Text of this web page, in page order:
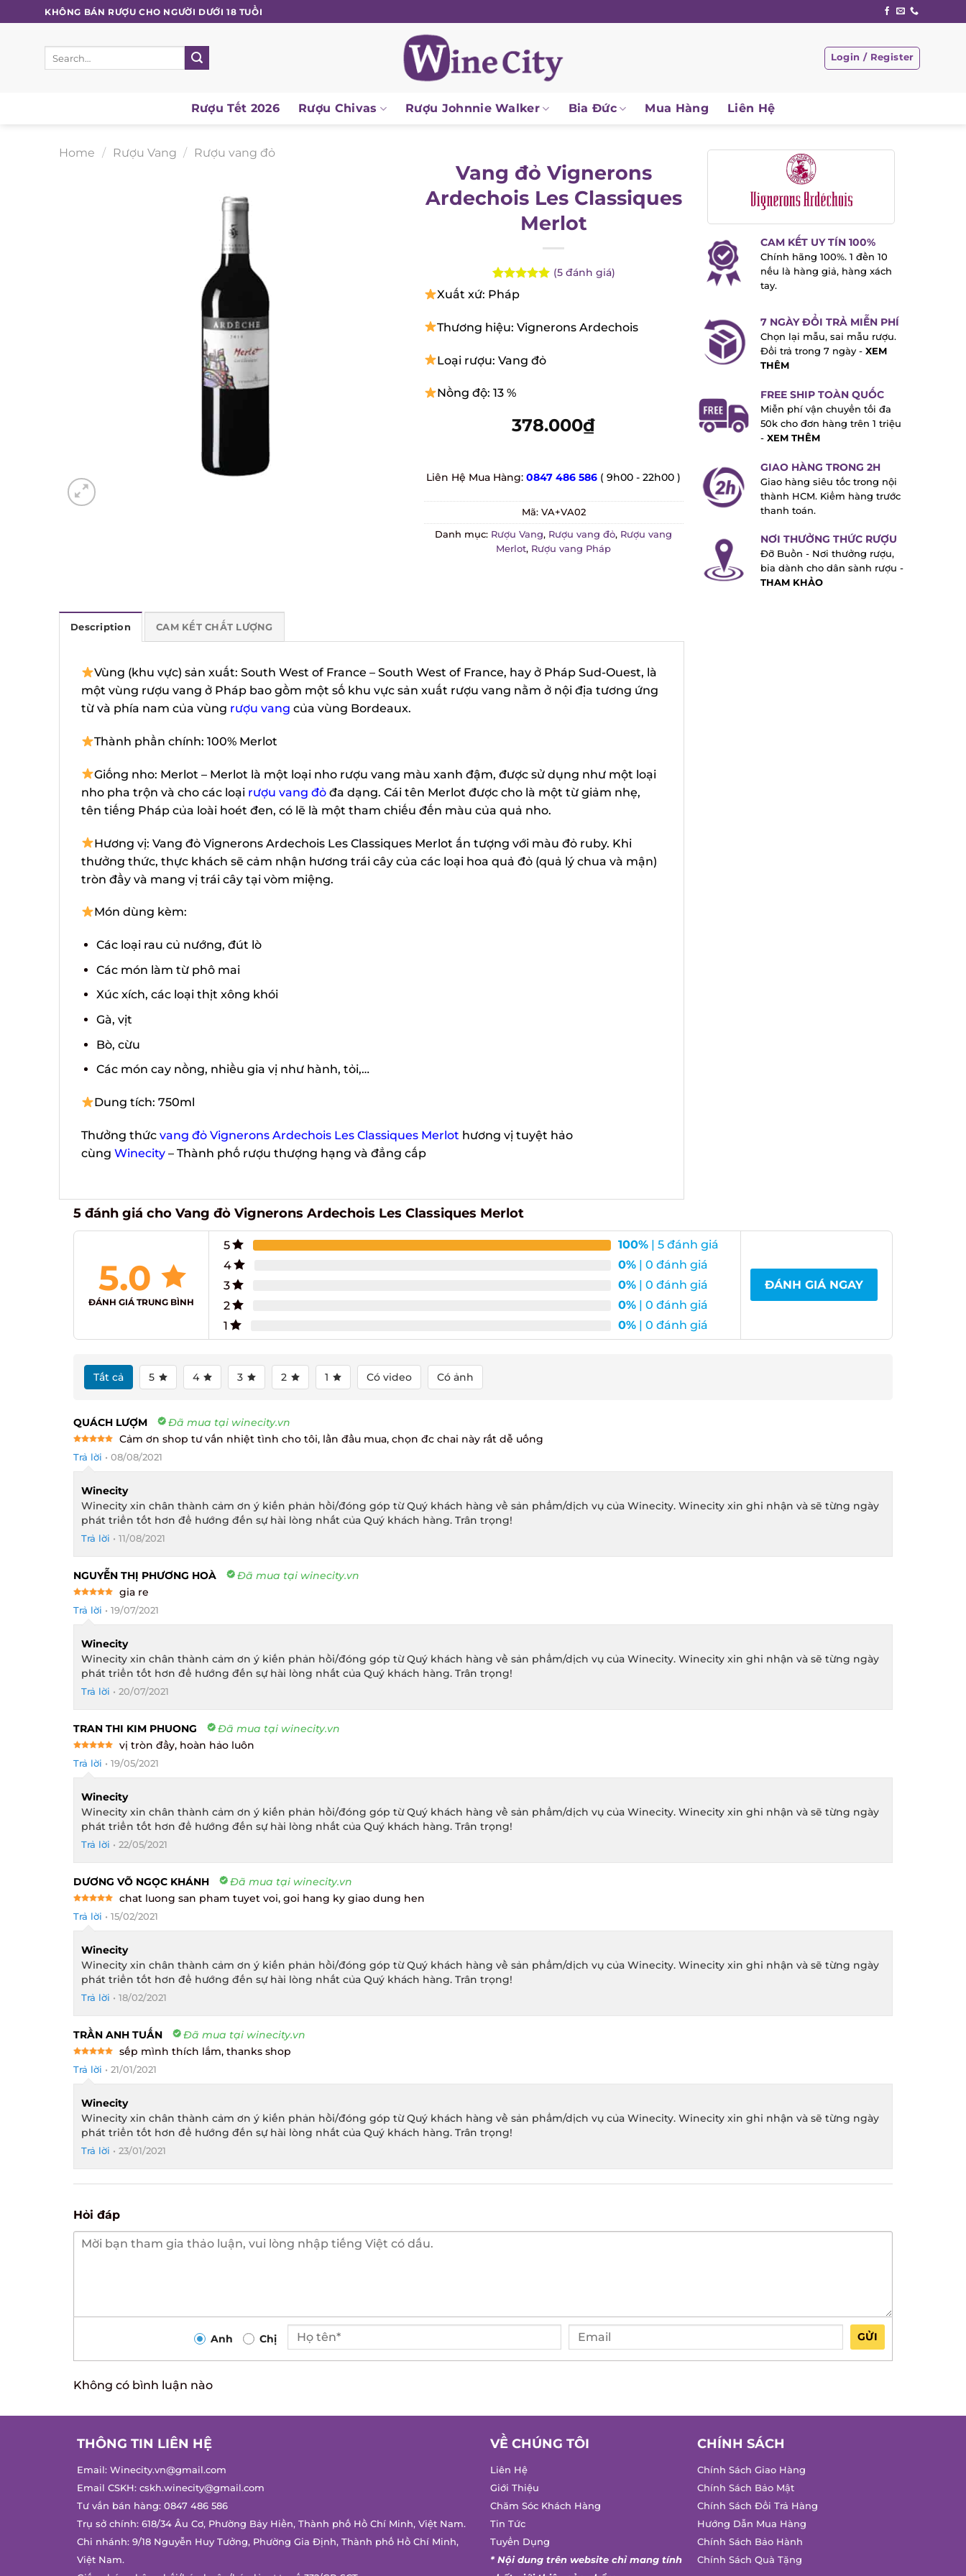
to
content
KHÔNG BÁN RƯỢU CHO NGƯỜI DƯỚI 18 TUỔI
Login / Register
Rượu Tết 2026 Rượu Chivas Rượu Johnnie Walker Bia Đức Mua Hàng Liên Hệ
Home Rượu Vang Rượu vang đỏ
Vang đỏ Vignerons
Ardechois Les Classiques
Merlot
Rated
out of 5
5
customer
ratings
( 5đánh giá)
Xuất xứ: Pháp
Thương hiệu: Vignerons Ardechois
Loại rượu: Vang đỏ
Nồng độ: 13 %
378.000₫
Liên Hệ Mua Hàng:0847 486 586 ( 9h00 - 22h00 )
Mã:VA+VA02
Danh mục:Rượu Vang,Rượu vang đỏ,Rượu vang
Merlot,Rượu vang Pháp
CAM KẾT UY TÍN 100%
Chính hãng 100%. 1 đền 10
nếu là hàng giả, hàng xách
tay.
7 NGÀY ĐỔI TRẢ MIỄN PHÍ
Chọn lại mẫu, sai mẫu rượu.
Đổi trả trong 7 ngày -XEM
THÊM
FREE SHIP TOÀN QUỐC
Miễn phí vận chuyển tối đa
50k cho đơn hàng trên 1 triệu
XEM THÊM
GIAO HÀNG TRONG 2H
Giao hàng siêu tốc trong nội
thành HCM. Kiểm hàng trước
thanh toán.
NƠI THƯỞNG THỨC RƯỢU
Đỡ Buồn - Nơi thưởng rượu,
bia dành cho dân sành rượu -
THAM KHẢO
Description CAM KẾT CHẤT LƯỢNG
Vùng (khu vực) sản xuất: South West of France – South West of France, hay ở Pháp Sud-Ouest, là
một vùng rượu vang ở Pháp bao gồm một số khu vực sản xuất rượu vang nằm ở nội địa tương ứng
từ và phía nam của vùngrượu vangcủa vùng Bordeaux.
Thành phần chính: 100% Merlot
Giống nho: Merlot – Merlot là một loại nho rượu vang màu xanh đậm, được sử dụng như một loại
nho pha trộn và cho các loạirượu vang đỏđa dạng. Cái tên Merlot được cho là một từ giảm nhẹ,
tên tiếng Pháp của loài hoét đen, có lẽ là một tham chiếu đến màu của quả nho.
Hương vị: Vang đỏ Vignerons Ardechois Les Classiques Merlot ấn tượng với màu đỏ ruby. Khi
thưởng thức, thực khách sẽ cảm nhận hương trái cây của các loại hoa quả đỏ (quả lý chua và mận)
tròn đầy và mang vị trái cây tại vòm miệng.
Món dùng kèm:
Các loại rau củ nướng, đút lò
Các món làm từ phô mai
Xúc xích, các loại thịt xông khói
Gà, vịt
Bò, cừu
Các món cay nồng, nhiều gia vị như hành, tỏi,…
Dung tích: 750ml
Thưởng thứcvang đỏ Vignerons Ardechois Les Classiques Merlothương vị tuyệt hảo
cùngWinecity– Thành phố rượu thượng hạng và đẳng cấp
5 đánh giá choVang đỏ Vignerons Ardechois Les Classiques Merlot
5.0
ĐÁNH GIÁ TRUNG BÌNH
5 100%| 5 đánh giá
4
0%| 0 đánh giá
3
0%| 0 đánh giá
2
0%| 0 đánh giá
0%| 0 đánh giá
ĐÁNH GIÁ NGAY
Tất cả 5 4 3 2 1 Có video Có ảnh
QUÁCH LƯỢM Đã mua tại winecity.vn
out of 5
Cảm ơn shop tư vấn nhiệt tình cho tôi, lần đầu mua, chọn đc chai này rất dễ uống
Trả lời • 08/08/2021
Winecity
Winecity xin chân thành cảm ơn ý kiến phản hồi/đóng góp từ Quý khách hàng về sản phẩm/dịch vụ của Winecity. Winecity xin ghi nhận và sẽ từng ngày
phát triển tốt hơn để hướng đến sự hài lòng nhất của Quý khách hàng. Trân trọng!
Trả lời • 11/08/2021
NGUYỄN THỊ PHƯƠNG HOÀ Đã mua tại winecity.vn
out of 5
gia re
Trả lời • 19/07/2021
Winecity
Winecity xin chân thành cảm ơn ý kiến phản hồi/đóng góp từ Quý khách hàng về sản phẩm/dịch vụ của Winecity. Winecity xin ghi nhận và sẽ từng ngày
phát triển tốt hơn để hướng đến sự hài lòng nhất của Quý khách hàng. Trân trọng!
Trả lời • 20/07/2021
TRAN THI KIM PHUONG Đã mua tại winecity.vn
out of 5
vị tròn đầy, hoàn hảo luôn
Trả lời • 19/05/2021
Winecity
Winecity xin chân thành cảm ơn ý kiến phản hồi/đóng góp từ Quý khách hàng về sản phẩm/dịch vụ của Winecity. Winecity xin ghi nhận và sẽ từng ngày
phát triển tốt hơn để hướng đến sự hài lòng nhất của Quý khách hàng. Trân trọng!
Trả lời • 22/05/2021
DƯƠNG VÕ NGỌC KHÁNH Đã mua tại winecity.vn
out of 5
chat luong san pham tuyet voi, goi hang ky giao dung hen
Trả lời • 15/02/2021
Winecity
Winecity xin chân thành cảm ơn ý kiến phản hồi/đóng góp từ Quý khách hàng về sản phẩm/dịch vụ của Winecity. Winecity xin ghi nhận và sẽ từng ngày
phát triển tốt hơn để hướng đến sự hài lòng nhất của Quý khách hàng. Trân trọng!
Trả lời • 18/02/2021
TRẦN ANH TUẤN Đã mua tại winecity.vn
out of 5
sếp mình thích lắm, thanks shop
Trả lời • 21/01/2021
Winecity
Winecity xin chân thành cảm ơn ý kiến phản hồi/đóng góp từ Quý khách hàng về sản phẩm/dịch vụ của Winecity. Winecity xin ghi nhận và sẽ từng ngày
phát triển tốt hơn để hướng đến sự hài lòng nhất của Quý khách hàng. Trân trọng!
Trả lời • 23/01/2021
Hỏi đáp
Anh Chị GỬI
Không có bình luận nào
THÔNG TIN LIÊN HỆ
Email:Winecity.vn@gmail.com
Email CSKH:cskh.winecity@gmail.com
Tư vấn bán hàng:0847 486 586
Trụ sở chính: 618/34 Âu Cơ, Phường Bảy Hiền, Thành phố Hồ Chí Minh, Việt Nam.
Chi nhánh: 9/18 Nguyễn Huy Tưởng, Phường Gia Định, Thành phố Hồ Chí Minh,
Việt Nam.
VỀ CHÚNG TÔI
Liên Hệ
Giới Thiệu
Chăm Sóc Khách Hàng
Tin Tức
Tuyển Dụng
* Nội dung trên website chỉ mang tính
CHÍNH SÁCH
Chính Sách Giao Hàng
Chính Sách Bảo Mật
Chính Sách Đổi Trả Hàng
Hướng Dẫn Mua Hàng
Chính Sách Bảo Hành
Chính Sách Quà Tặng